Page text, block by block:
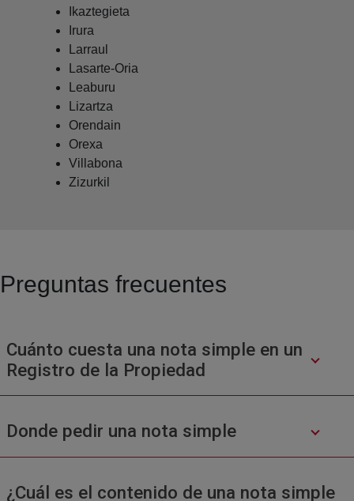
Ikaztegieta
Irura
Larraul
Lasarte-Oria
Leaburu
Lizartza
Orendain
Orexa
Villabona
Zizurkil
Preguntas frecuentes
Cuánto cuesta una nota simple en un
Registro de la Propiedad
Donde pedir una nota simple
¿Cuál es el contenido de una nota simple